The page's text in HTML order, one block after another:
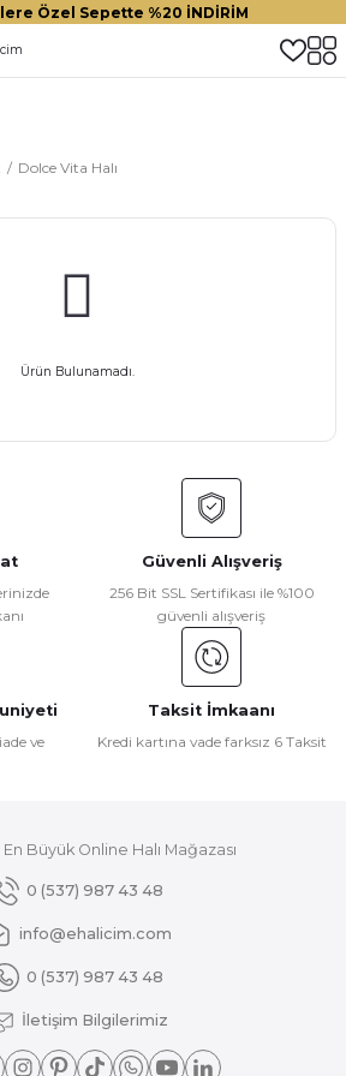
Özel Sepette %20 İNDİRİM
Dolce Vita Halı
Ürün Bulunamadı.
Güvenli Alışveriş
256 Bit SSL Sertifikası ile %100
güvenli alışveriş
ve
Taksit İmkaanı
Kredi kartına vade farksız 6 Taksit
Büyük Online Halı Mağazası
0 (537) 987 43 48
info@ehalicim.com
0 (537) 987 43 48
İletişim Bilgilerimiz